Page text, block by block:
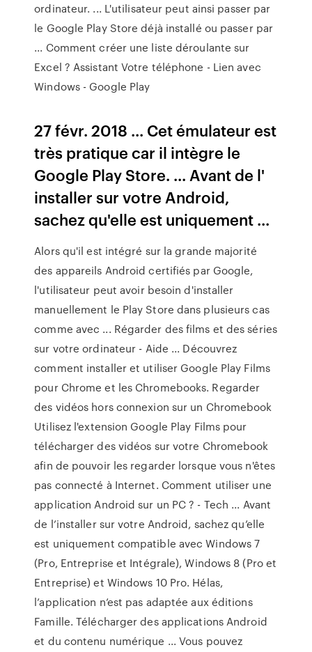
ordinateur. ... L'utilisateur peut ainsi passer par
le Google Play Store déjà installé ou passer par
... Comment créer une liste déroulante sur
Excel ? Assistant Votre téléphone - Lien avec
Windows - Google Play
27 févr. 2018 ... Cet émulateur est
très pratique car il intègre le
Google Play Store. ... Avant de l'
installer sur votre Android,
sachez qu'elle est uniquement ...
Alors qu'il est intégré sur la grande majorité
des appareils Android certifiés par Google,
l'utilisateur peut avoir besoin d'installer
manuellement le Play Store dans plusieurs cas
comme avec ... Régarder des films et des séries
sur votre ordinateur - Aide ... Découvrez
comment installer et utiliser Google Play Films
pour Chrome et les Chromebooks. Regarder
des vidéos hors connexion sur un Chromebook
Utilisez l'extension Google Play Films pour
télécharger des vidéos sur votre Chromebook
afin de pouvoir les regarder lorsque vous n'êtes
pas connecté à Internet. Comment utiliser une
application Android sur un PC ? - Tech ... Avant
de l’installer sur votre Android, sachez qu’elle
est uniquement compatible avec Windows 7
(Pro, Entreprise et Intégrale), Windows 8 (Pro et
Entreprise) et Windows 10 Pro. Hélas,
l’application n’est pas adaptée aux éditions
Famille. Télécharger des applications Android
et du contenu numérique ... Vous pouvez